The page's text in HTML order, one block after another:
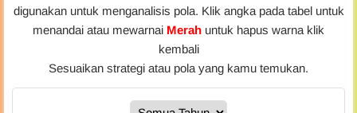
digunakan untuk menganalisis pola. Klik angka pada tabel untuk
menandai atau mewarnai Merah untuk hapus warna klik
kembali
Sesuaikan strategi atau pola yang kamu temukan.